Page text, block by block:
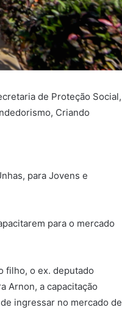
de Proteção Social,
Criando
para Jovens e
para o mercado
filho, o ex. deputado
Arnon, a capacitação
ingressar no mercado de